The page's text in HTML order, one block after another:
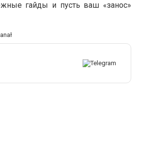
гайды и пусть ваш «занос»